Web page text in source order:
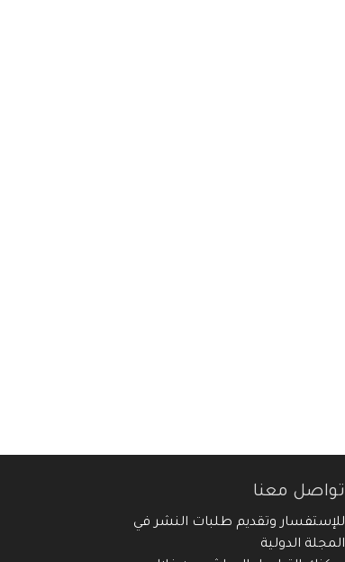
تواصل معنا
للإستفسار وتقديم طلبات النشر في
المجلة الدولية